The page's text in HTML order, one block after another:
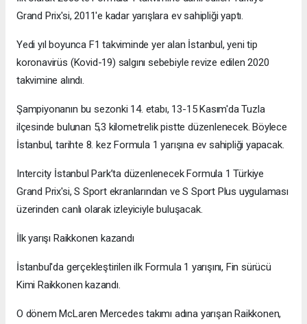
Grand Prix'si, 2011'e kadar yarışlara ev sahipliği yaptı.
Yedi yıl boyunca F1 takviminde yer alan İstanbul, yeni tip
koronavirüs (Kovid-19) salgını sebebiyle revize edilen 2020
takvimine alındı.
Şampiyonanın bu sezonki 14. etabı, 13-15 Kasım'da Tuzla
ilçesinde bulunan 5,3 kilometrelik pistte düzenlenecek. Böylece
İstanbul, tarihte 8. kez Formula 1 yarışına ev sahipliği yapacak.
Intercity İstanbul Park’ta düzenlenecek Formula 1 Türkiye
Grand Prix'si, S Sport ekranlarından ve S Sport Plus uygulaması
üzerinden canlı olarak izleyiciyle buluşacak.
İlk yarışı Raikkonen kazandı
İstanbul'da gerçekleştirilen ilk Formula 1 yarışını, Fin sürücü
Kimi Raikkonen kazandı.
O dönem McLaren Mercedes takımı adına yarışan Raikkonen,